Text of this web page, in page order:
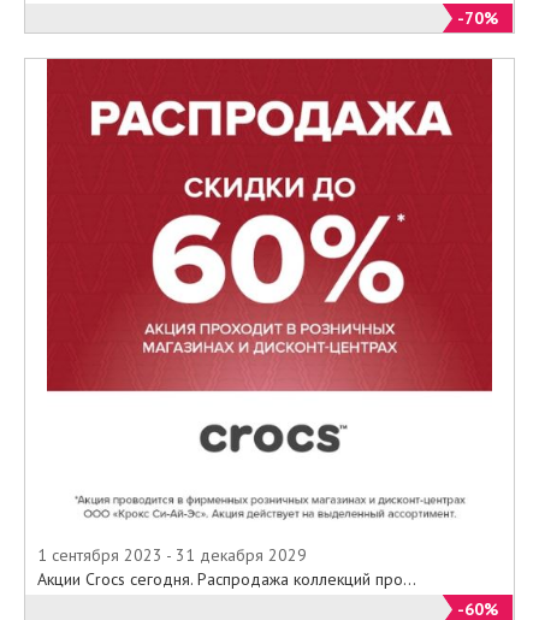
-70%
1 сентября 2023 - 31 декабря 2029
Акции Crocs сегодня. Распродажа коллекций про...
-60%